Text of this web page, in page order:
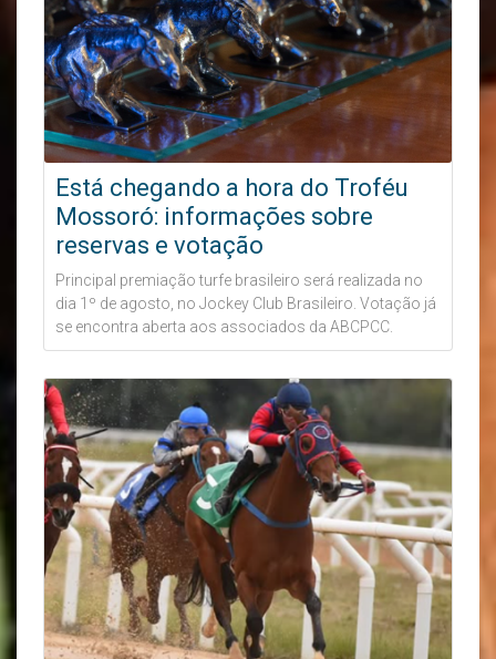
Está chegando a hora do Troféu
Mossoró: informações sobre
reservas e votação
Principal premiação turfe brasileiro será realizada no
dia 1º de agosto, no Jockey Club Brasileiro. Votação já
se encontra aberta aos associados da ABCPCC.